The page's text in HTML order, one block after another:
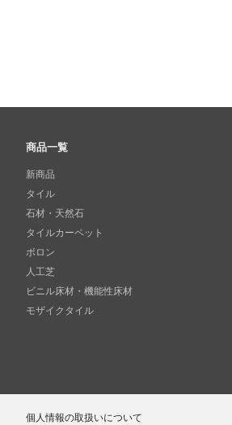
商品一覧
新商品
タイル
石材・天然石
タイルカーペット
ボロン
人工芝
ビニル床材・機能性床材
モザイクタイル
個人情報の取扱いについて